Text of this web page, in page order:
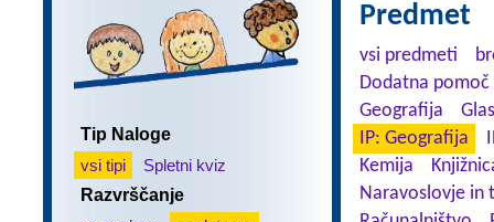
Tip Naloge
vsi tipi
Spletni kviz
Razvrščanje
Predmet
vsi predmeti
Dodatna
Geografija
IP: Geografija
Kemija
Naravoslovje in